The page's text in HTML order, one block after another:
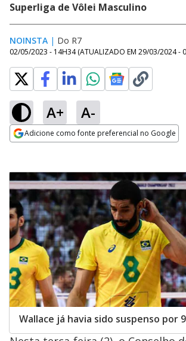
Superliga de Vôlei Masculino
NOINSTA | Do R7
02/05/2023 - 14H34 (ATUALIZADO EM 29/03/2024 -
A+ A-
Adicione como fonte preferencial no Google
Wallace já havia sido suspenso por